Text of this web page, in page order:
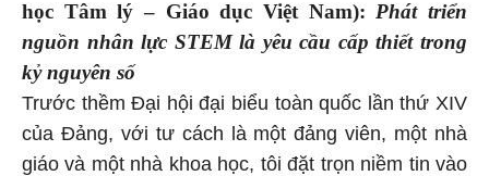
học Tâm lý – Giáo dục Việt Nam):Phát triển
nguồn nhân lực STEM là yêu cầu cấp thiết trong
kỷ nguyên số
Trước thềm Đại hội đại biểu toàn quốc lần thứ XIV
của Đảng, với tư cách là một đảng viên, một nhà
giáo và một nhà khoa học, tôi đặt trọn niềm tin vào